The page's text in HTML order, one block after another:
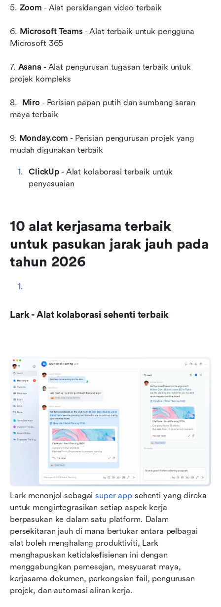
5. Zoom - Alat persidangan video terbaik
6. Microsoft Teams - Alat terbaik untuk pengguna
Microsoft 365
7. Asana - Alat pengurusan tugasan terbaik untuk
projek kompleks
8. Miro - Perisian papan putih dan sumbang saran
maya terbaik
9. Monday.com - Perisian pengurusan projek yang
mudah digunakan terbaik
ClickUp - Alat kolaborasi terbaik untuk
penyesuaian
10 alat kerjasama terbaik
untuk pasukan jarak jauh pada
tahun 2026
Lark - Alat kolaborasi sehenti terbaik
Lark menonjol sebagai super app sehenti yang direka
untuk mengintegrasikan setiap aspek kerja
berpasukan ke dalam satu platform. Dalam
persekitaran jauh di mana bertukar antara pelbagai
alat boleh menghalang produktiviti, Lark
menghapuskan ketidakefisienan ini dengan
menggabungkan pemesejan, mesyuarat maya,
kerjasama dokumen, perkongsian fail, pengurusan
projek, dan automasi aliran kerja.